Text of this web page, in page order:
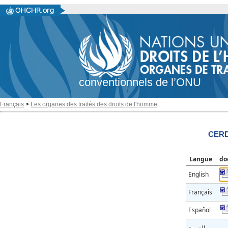
conventionnels de l’ONU
Français > Les organes des traités des droits de l'homme
Langue
English
Français
Español